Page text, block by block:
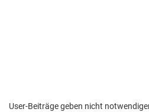
User-Beiträge geben nicht